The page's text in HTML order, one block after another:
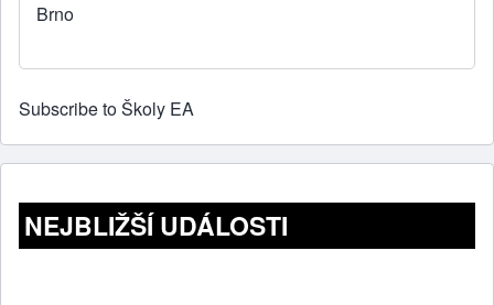
Brno
Subscribe to Školy EA
NEJBLIŽŠÍ UDÁLOSTI